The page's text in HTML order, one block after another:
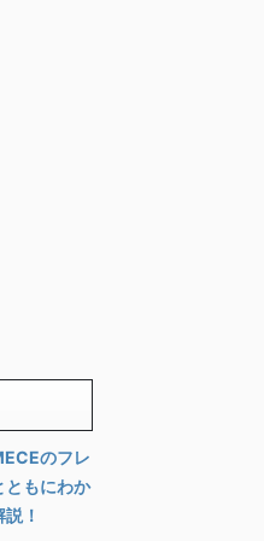
のフレ
ともにわか
！